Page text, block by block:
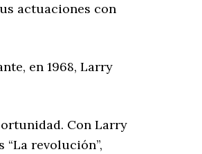
actuaciones con
en 1968, Larry
Con Larry
revolución”,